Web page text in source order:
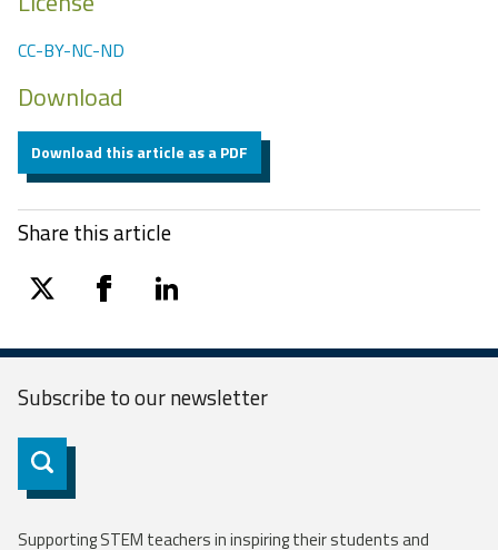
CC-BY-NC-ND
Download
Download this article as a PDF
Share this article
twitter facebooklinkedin
Subscribe to ournewsletter
Subscribe
Supporting STEM teachers in inspiring their students and